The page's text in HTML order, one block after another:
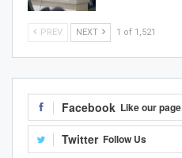
PREV NEXT 1 of 1,521
Facebook Like our page
Twitter Follow Us